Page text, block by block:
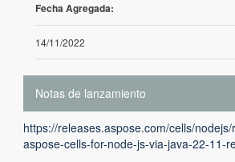
Fecha Agregada:
14/11/2022
Notas de lanzamiento
https://releases.aspose.com/cells/
aspose-cells-for-node-js-via-java-22-11-